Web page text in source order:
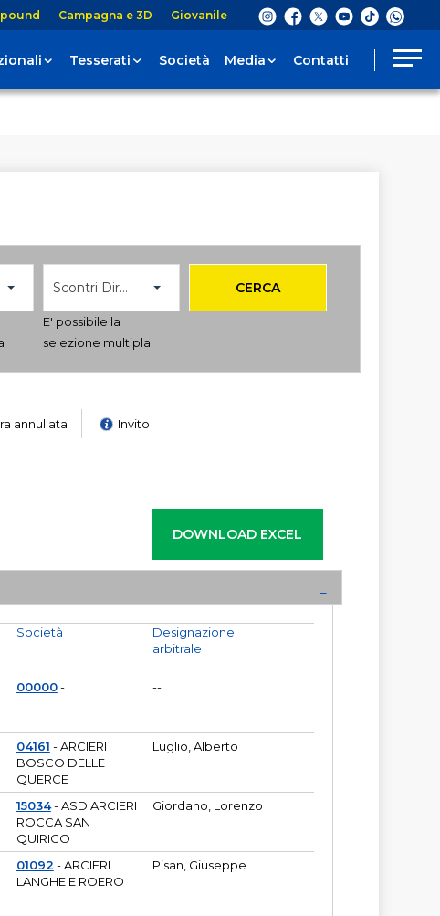
Campagna e 3D Giovanile
Tesserati Società Media Contatti
Scontri Diretti
E' possibile la
selezione multipla
CERCA
annullata Invito
Società
00000-
Designazione
arbitrale
--
04161 - ARCIERI
BOSCO DELLE
QUERCE
Luglio, Alberto
15034- ASD ARCIERI
ROCCA SAN
QUIRICO
Giordano, Lorenzo
01092 - ARCIERI
LANGHE E ROERO
Pisan, Giuseppe